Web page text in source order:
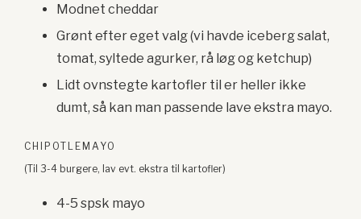
Modnet cheddar
Grønt efter eget valg (vi havde iceberg salat,
tomat, syltede agurker, rå løg og ketchup)
Lidt ovnstegte kartofler til er heller ikke
dumt, så kan man passende lave ekstra mayo.
CHIPOTLEMAYO
(Til 3-4 burgere, lav evt. ekstra til kartofler)
4-5 spsk mayo